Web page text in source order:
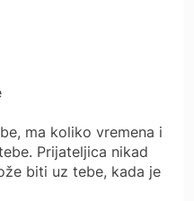
ma koliko vremena i
Prijateljica nikad
biti uz tebe, kada je